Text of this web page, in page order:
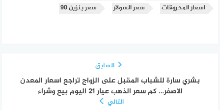
اسعار المحروقات
سعر السولار سعر بنزين 90
السابق
بشري سارة للشباب المقبل على الزواج تراجع اسعار المعدن
الاصفر… كم سعر الذهب عيار ٢١ اليوم بيع وشراء
التالي